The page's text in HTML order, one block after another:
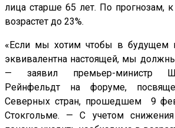
лица старше 65 лет. По прогнозам,
возрастет до 23%.
«Если мы хотим чтобы в будущем
эквивалентна настоящей, мы
— заявил премьер-министр
Рейнфельдт на форуме,
Северных стран, прошедшем 9
Стокгольме. — С учетом